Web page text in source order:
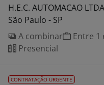
H.E.C. AUTOMACAO LTDA
São Paulo - SP
A combinar
Entre 1
Presencial
CONTRATAÇÃO URGENTE